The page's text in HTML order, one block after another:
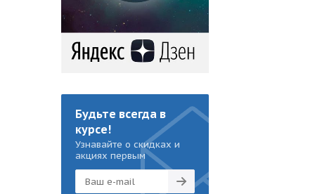
Будьте всегда в
курсе!
Узнавайте о скидках и
акциях первым